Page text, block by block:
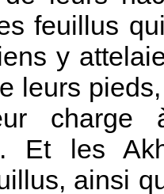
feuillus
y
leurs
charge
Et les
ainsi